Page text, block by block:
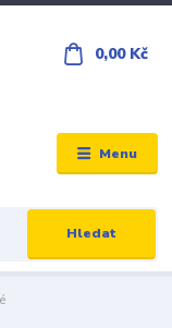
Menu
Hledat
0,00 Kč